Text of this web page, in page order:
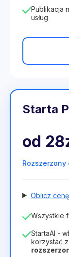
Publikacja
usług
Starta
od
Rozszerzony
Oblicz cenę
Liczba
Czas trwania
12 Months
Wszystkie
StartaAI -
korzystać